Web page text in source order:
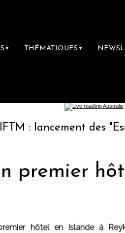
▼ THÉMATIQUES ▼
des "Escales
premier
hôtel en Islande à